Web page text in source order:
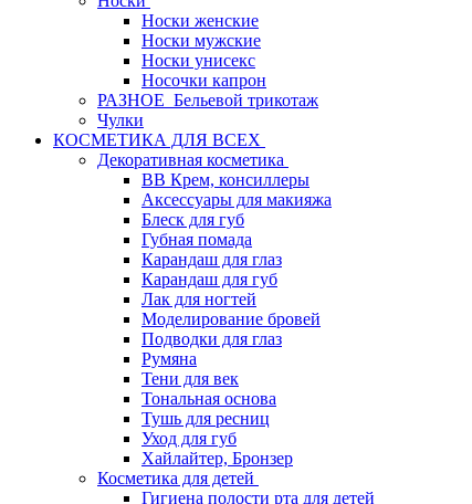
Носки женские
Носки мужские
Носки унисекс
Носочки капрон
РАЗНОЕ_Бельевой трикотаж
Чулки
КОСМЕТИКА ДЛЯ ВСЕХ
Декоративная косметика
BB Крем, консиллеры
Аксессуары для макияжа
Блеск для губ
Губная помада
Карандаш для глаз
Карандаш для губ
Лак для ногтей
Моделирование бровей
Подводки для глаз
Румяна
Тени для век
Тональная основа
Тушь для ресниц
Уход для губ
Хайлайтер, Бронзер
Косметика для детей
Гигиена полости рта для детей